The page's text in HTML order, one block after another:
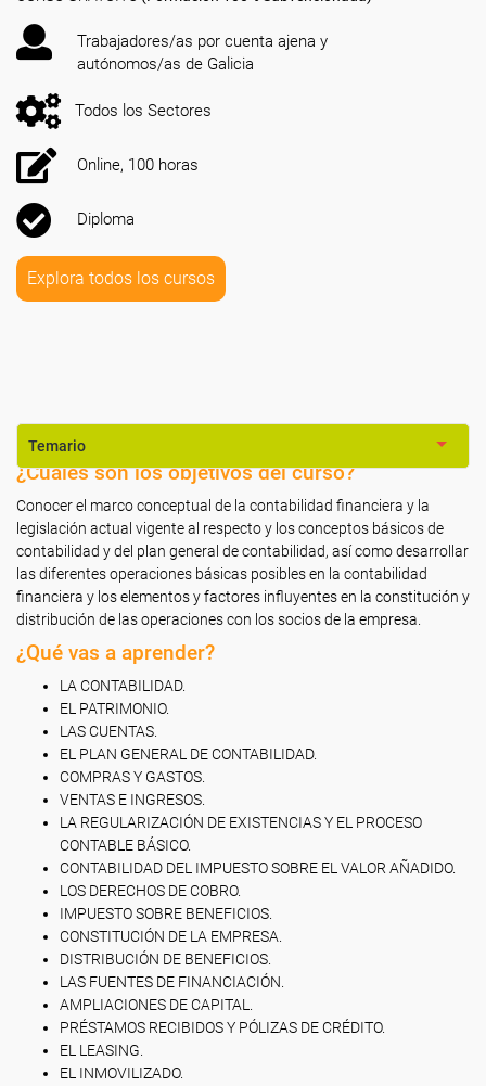
Trabajadores/as por cuenta ajena y
autónomos/as de Galicia
Todos los Sectores
Online, 100 horas
Diploma
Explora todos los cursos
Temario
¿Cuáles son los objetivos del curso?
Conocer el marco conceptual de la contabilidad financiera y la
legislación actual vigente al respecto y los conceptos básicos de
contabilidad y del plan general de contabilidad, así como desarrollar
las diferentes operaciones básicas posibles en la contabilidad
financiera y los elementos y factores influyentes en la constitución y
distribución de las operaciones con los socios de la empresa.
¿Qué vas a aprender?
LA CONTABILIDAD.
EL PATRIMONIO.
LAS CUENTAS.
EL PLAN GENERAL DE CONTABILIDAD.
COMPRAS Y GASTOS.
VENTAS E INGRESOS.
LA REGULARIZACIÓN DE EXISTENCIAS Y EL PROCESO
CONTABLE BÁSICO.
CONTABILIDAD DEL IMPUESTO SOBRE EL VALOR AÑADIDO.
LOS DERECHOS DE COBRO.
IMPUESTO SOBRE BENEFICIOS.
CONSTITUCIÓN DE LA EMPRESA.
DISTRIBUCIÓN DE BENEFICIOS.
LAS FUENTES DE FINANCIACIÓN.
AMPLIACIONES DE CAPITAL.
PRÉSTAMOS RECIBIDOS Y PÓLIZAS DE CRÉDITO.
EL LEASING.
EL INMOVILIZADO.